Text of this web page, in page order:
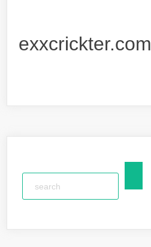
exxcrickter.com